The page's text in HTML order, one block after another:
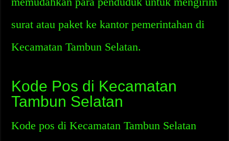
surat atau paket ke kantor pemerintahan di
Kecamatan Tambun Selatan.
Kode Pos di Kecamatan
Tambun Selatan
Kode pos di Kecamatan Tambun Selatan